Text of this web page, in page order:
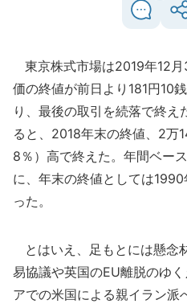
東京株式市場は2019年12
価の終値が前日より181円10
り、最後の取引を続落で終え
ると、2018年末の終値、2万
8％）高で終えた。年間ベー
に、年末の終値としては
った。
とはいえ、足もとには懸念
易協議や英国のEU離脱のゆ
アでの米国による親イラン派